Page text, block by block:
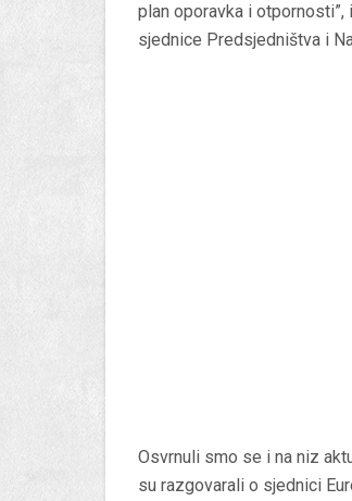
plan oporavka i
sjednice Predsjedništva i
Osvrnuli smo se i na niz
su razgovarali o sjednici